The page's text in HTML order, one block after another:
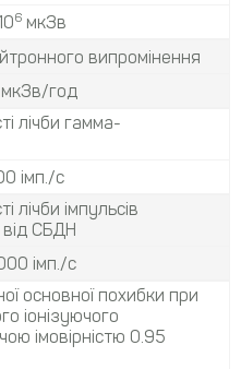
6мкЗв
випромінення
год
лічби гамма-
імп./с
лічби імпульсів
СБДН
імп./с
основної похибки при
іонізуючого
імовірністю 0.95